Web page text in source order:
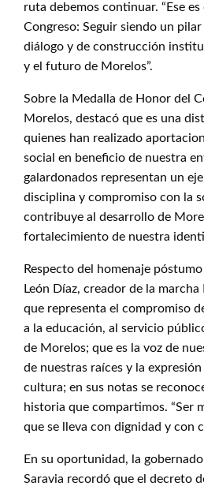
ruta debemos continuar. “Ese
Congreso: Seguir siendo un
diálogo y de construcción
y el futuro de Morelos”.
Sobre la Medalla de Honor del
Morelos, destacó que es una
quienes han realizado
social en beneficio de nuestra
galardonados representan un
disciplina y compromiso con la
contribuye al desarrollo de
fortalecimiento de nuestra
Respecto del homenaje
León Díaz, creador de la
que representa el compromiso
a la educación, al servicio
de Morelos; que es la voz de
de nuestras raíces y la
cultura; en sus notas se
historia que compartimos. “Ser
que se lleva con dignidad y con
En su oportunidad, la
Saravia recordó que el decreto